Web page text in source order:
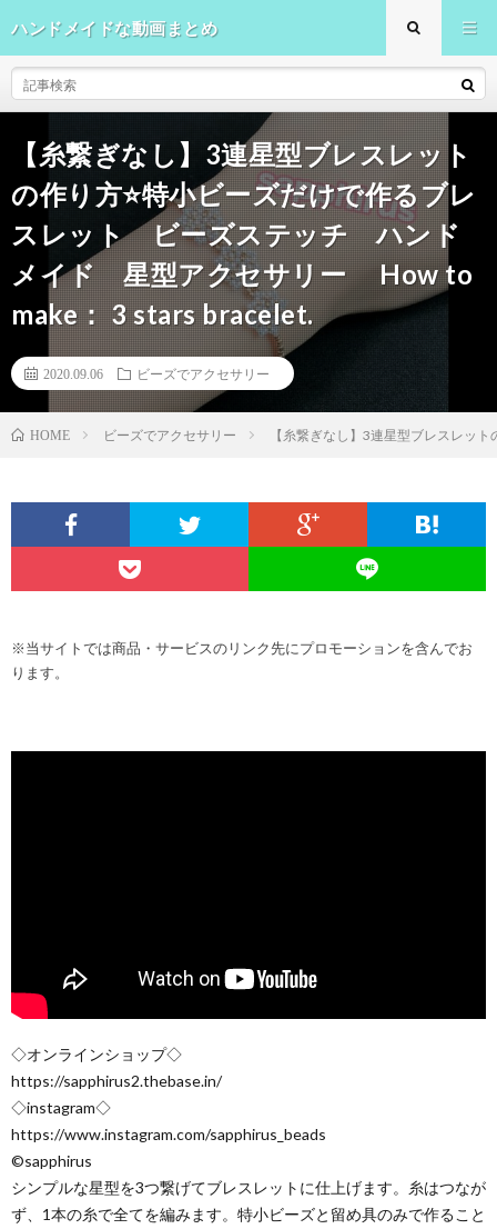
ハンドメイドな動画まとめ
【糸繋ぎなし】3連星型ブレスレット
の作り方⭐️特小ビーズだけで作るブレ
スレット ビーズステッチ ハンド
メイド 星型アクセサリー How to
make： 3 stars bracelet.
2020.09.06 ビーズでアクセサリー
HOME ビーズでアクセサリー 【糸繋ぎなし】3連星型ブレスレ
※当サイトでは商品・サービスのリンク先にプロモーションを含んでお
ります。
◇オンラインショップ◇
https://sapphirus2.thebase.in/
◇instagram◇
https://www.instagram.com/sapphirus_beads
©sapphirus
シンプルな星型を3つ繋げてブレスレットに仕上げます。糸はつなが
ず、1本の糸で全てを編みます。特小ビーズと留め具のみで作ること